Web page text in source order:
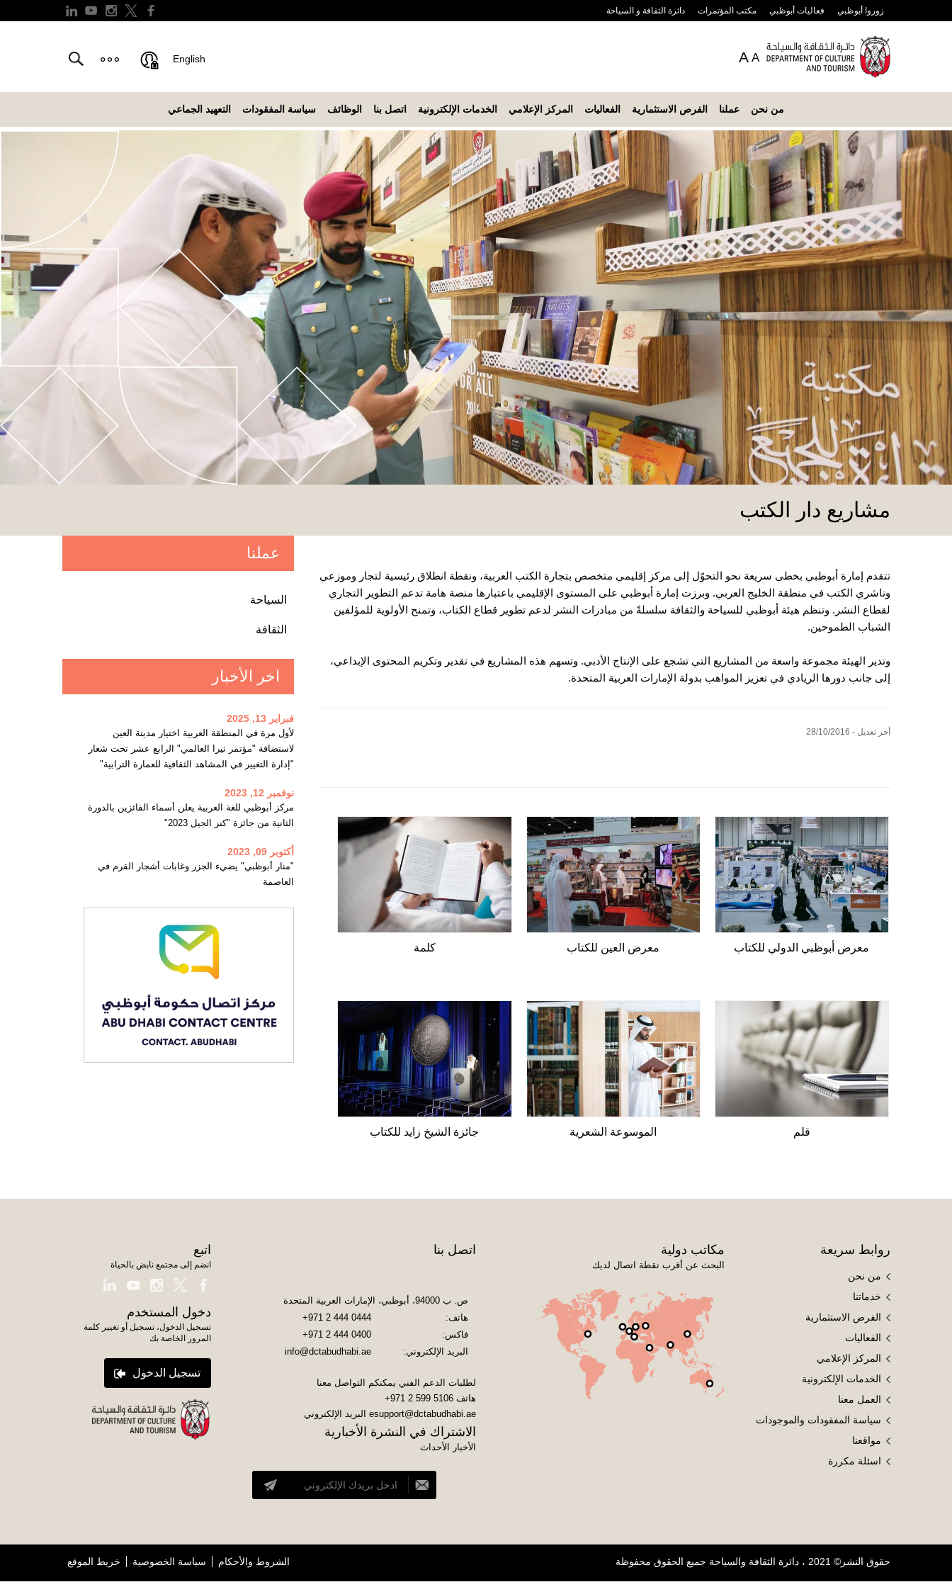
زوروا أبوظبي فعاليات أبوظبي مكتب المؤتمرات دائرة الثقافة و السياحة
A A
English
من نحن عملنا الفرص الاستثمارية الفعاليات المركز الإعلامي الخدمات الإلكترونية اتصل بنا الوظائف سياسة المفقودات التعهيد الجماعي
مشاريع دار الكتب
تتقدم إمارة أبوظبي بخطى سريعة نحو التحوّل إلى مركز إقليمي متخصص بتجارة الكتب العربية، ونقطة انطلاق رئيسية لتجار وموزعي
وناشري الكتب في منطقة الخليج العربي. وبرزت إمارة أبوظبي على المستوى الإقليمي باعتبارها منصة هامة تدعم التطوير التجاري
لقطاع النشر. وتنظم هيئة أبوظبي للسياحة والثقافة سلسلةً من مبادرات النشر لدعم تطوير قطاع الكتاب، وتمنح الأولوية للمؤلفين
الشباب الطموحين.
وتدير الهيئة مجموعة واسعة من المشاريع التي تشجع على الإنتاج الأدبي. وتسهم هذه المشاريع في تقدير وتكريم المحتوى الإبداعي،
إلى جانب دورها الريادي في تعزيز المواهب بدولة الإمارات العربية المتحدة.
أخر تعديل - 28/10/2016
معرض أبوظبي الدولي للكتاب معرض العين للكتاب كلمة
قلم الموسوعة الشعرية جائزة الشيخ زايد للكتاب
عملنا
السياحة
الثقافة
اخر الأخبار
فبراير 13, 2025
لأول مرة في المنطقة العربية اختيار مدينة العين
لاستضافة "مؤتمر تيرا العالمي" الرابع عشر تحت شعار
"إدارة التغيير في المشاهد الثقافية للعمارة الترابية"
نوفمبر 12, 2023
مركز أبوظبي للغة العربية يعلن أسماء الفائزين بالدورة
الثانية من جائزة "كنز الجيل 2023"
أكتوبر 09, 2023
"منار أبوظبي" يضيء الجزر وغابات أشجار القرم في
العاصمة
روابط سريعة
من نحن
خدماتنا
الفرص الاستثمارية
الفعاليات
المركز الإعلامي
الخدمات الإلكترونية
العمل معنا
سياسة المفقودات والموجودات
مواقعنا
اسئلة مكررة
مكاتب دولية
البحث عن أقرب نقطة اتصال لديك
اتصل بنا
ص. ب 94000، أبوظبي، الإمارات العربية المتحدة
هاتف:
+971 2 444 0444
فاكس:
+971 2 444 0400
البريد الإلكتروني:
info@dctabudhabi.ae
لطلبات الدعم الفني يمكنكم التواصل معنا
هاتف +971 2 599 5106
esupport@dctabudhabi.ae البريد الإلكتروني
الاشتراك في النشرة الأخبارية
الأخبار الأحداث
اتبع
انضم إلى مجتمع نابض بالحياة
دخول المستخدم
تسجيل الدخول، تسجيل أو تغيير كلمة
المرور الخاصة بك
تسجيل الدخول
حقوق النشر© 2021 ، دائرة الثقافة والسياحة جميع الحقوق محفوظة الشروط والأحكام سياسة الخصوصية خريط الموقع